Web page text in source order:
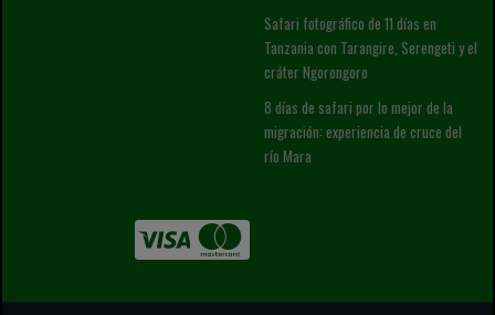
Safari fotográfico de 11 días en
Tanzania con Tarangire, Serengeti y el
cráter Ngorongoro
8 días de safari por lo mejor de la
migración: experiencia de cruce del
río Mara